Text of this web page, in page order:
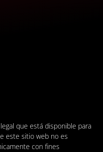
que está disponible para
este sitio web no es
con fines